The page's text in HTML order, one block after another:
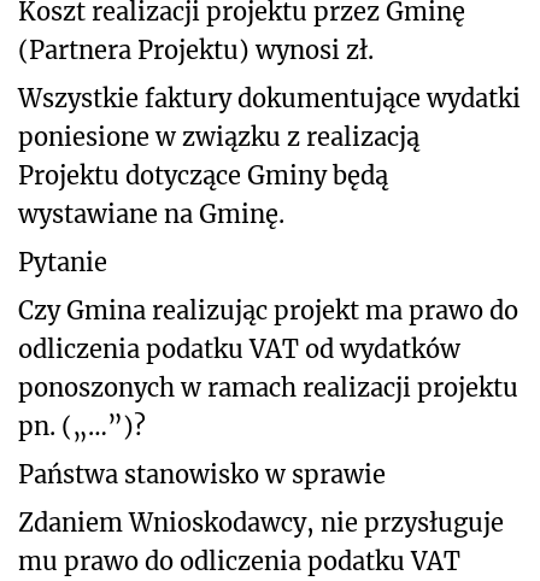
Koszt realizacji projektu przez Gminę
(Partnera Projektu) wynosi zł.
Wszystkie faktury dokumentujące wydatki
poniesione w związku z realizacją
Projektu dotyczące Gminy będą
wystawiane na Gminę.
Pytanie
Czy Gmina realizując projekt ma prawo do
odliczenia podatku VAT od wydatków
ponoszonych w ramach realizacji projektu
pn. („…”)?
Państwa stanowisko w sprawie
Zdaniem Wnioskodawcy, nie przysługuje
mu prawo do odliczenia podatku VAT